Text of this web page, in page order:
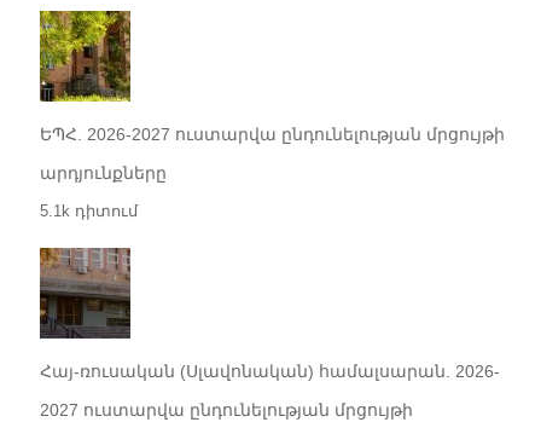
ԵՊՀ. 2026-2027 ուստարվա ընդունելության մրցույթի
արդյունքները
5.1k դիտում
Հայ-ռուսական (Սլավոնական) համալսարան. 2026-
2027 ուստարվա ընդունելության մրցույթի